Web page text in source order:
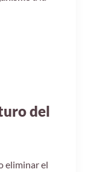
del
eliminar el